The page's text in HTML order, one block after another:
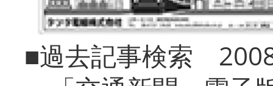
■過去記事検索